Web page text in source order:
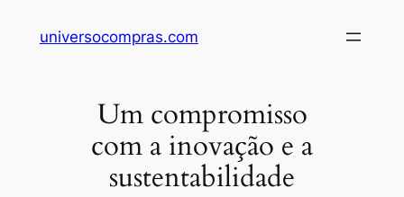
universocompras.com
Um compromisso
com a inovação e a
sustentabilidade